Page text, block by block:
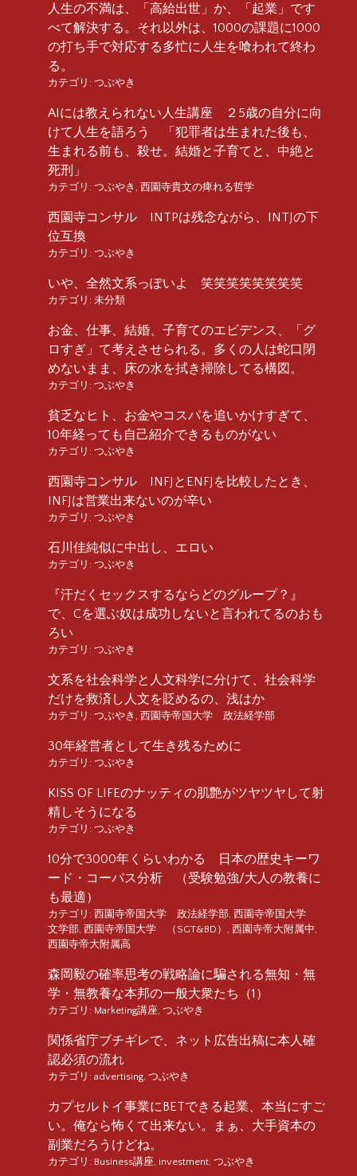
人生の不満は、「高給出世」か、「起業」です
べて解決する。それ以外は、1000の課題に1000
の打ち手で対応する多忙に人生を喰われて終わ
る。
カテゴリ: つぶやき
AIには教えられない人生講座 ２5歳の自分に向
けて人生を語ろう 「犯罪者は生まれた後も、
生まれる前も、殺せ。結婚と子育てと、中絶と
死刑」
カテゴリ: つぶやき 西園寺貴文の痺れる哲学
西園寺コンサル INTPは残念ながら、INTJの下
位互換
カテゴリ: つぶやき
いや、全然文系っぽいよ 笑笑笑笑笑笑笑笑
カテゴリ: 未分類
お金、仕事、結婚、子育てのエビデンス、「グ
ロすぎ」て考えさせられる。多くの人は蛇口閉
めないまま、床の水を拭き掃除してる構図。
カテゴリ: つぶやき
貧乏なヒト、お金やコスパを追いかけすぎて、
10年経っても自己紹介できるものがない
カテゴリ: つぶやき
西園寺コンサル INFJとENFJを比較したとき、
INFJは営業出来ないのが辛い
カテゴリ: つぶやき
石川佳純似に中出し、エロい
カテゴリ: つぶやき
『汗だくセックスするならどのグループ？』
で、Cを選ぶ奴は成功しないと言われてるのおも
ろい
カテゴリ: つぶやき
文系を社会科学と人文科学に分けて、社会科学
だけを救済し人文を貶めるの、浅はか
カテゴリ: つぶやき 西園寺帝国大学 政法経学部
30年経営者として生き残るために
カテゴリ: つぶやき
KISS OF LIFEのナッティの肌艶がツヤツヤして射
精しそうになる
カテゴリ: つぶやき
10分で3000年くらいわかる 日本の歴史キーワ
ード・コーパス分析 （受験勉強/大人の教養に
も最適）
カテゴリ: 西園寺帝国大学 政法経学部 西園寺帝国大学
文学部 西園寺帝国大学 （SGT&BD） 西園寺帝大附属中
西園寺帝大附属高
森岡毅の確率思考の戦略論に騙される無知・無
学・無教養な本邦の一般大衆たち（1）
カテゴリ: Marketing講座 つぶやき
関係省庁ブチギレで、ネット広告出稿に本人確
認必須の流れ
カテゴリ: advertising つぶやき
カプセルトイ事業にBETできる起業、本当にすご
い。俺なら怖くて出来ない。まぁ、大手資本の
副業だろうけどね。
カテゴリ: Business講座 investment つぶやき